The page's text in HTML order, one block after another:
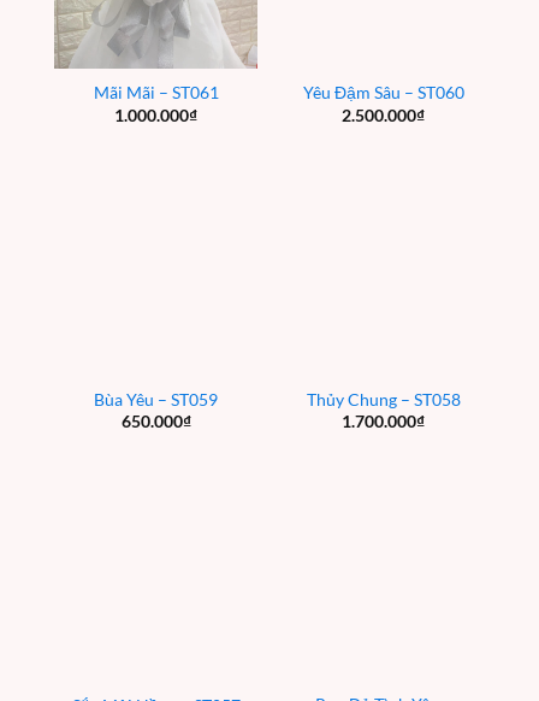
Mãi Mãi – ST061
1.000.000₫
Yêu Đậm Sâu – ST060
2.500.000₫
Bùa Yêu – ST059
650.000₫
Thủy Chung – ST058
1.700.000₫